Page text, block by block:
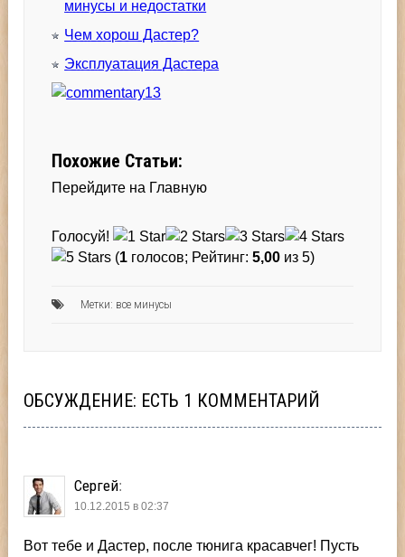
минусы и недостатки
Чем хорош Дастер?
Эксплуатация Дастера
Похожие Статьи:
Перейдите на Главную
Голосуй!
(1 голосов; Рейтинг:5,00 из 5)
Метки: все минусы
ОБСУЖДЕНИЕ: ЕСТЬ 1 КОММЕНТАРИЙ
Сергей:
10.12.2015 в 02:37
Вот тебе и Дастер, после тюнига красавчег! Пусть